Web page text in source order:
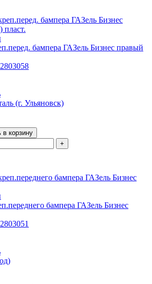
бампера ГАЗель Бизнес правый
(г. Ульяновск)
в корзину
+
бампера ГАЗель Бизнес